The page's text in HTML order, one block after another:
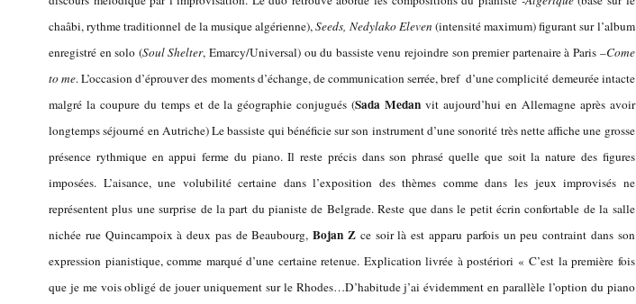
chaâbi, rythme traditionnel de la musique algérienne),Seeds, Nedylako Eleven (intensité maximum) figurant sur l’album
enregistré en solo (Soul Shelter, Emarcy/Universal) ou du bassiste venu rejoindre son premier partenaire à Paris –Come
to me. L’occasion d’éprouver des moments d’échange, de communication serrée, bref d’une complicité demeurée intacte
malgré la coupure du temps et de la géographie conjugués (Sada Medan vit aujourd’hui en Allemagne après avoir
longtemps séjourné en Autriche) Le bassiste qui bénéficie sur son instrument d’une sonorité très nette affiche une grosse
présence rythmique en appui ferme du piano. Il reste précis dans son phrasé quelle que soit la nature des figures
imposées. L’aisance, une volubilité certaine dans l’exposition des thèmes comme dans les jeux improvisés ne
représentent plus une surprise de la part du pianiste de Belgrade. Reste que dans le petit écrin confortable de la salle
nichée rue Quincampoix à deux pas de Beaubourg,Bojan Z ce soir là est apparu parfois un peu contraint dans son
expression pianistique, comme marqué d’une certaine retenue. Explication livrée à postériori « C’est la première fois
que je me vois obligé de jouer uniquement sur le Rhodes…D’habitude j’ai évidemment en parallèle l’option du piano